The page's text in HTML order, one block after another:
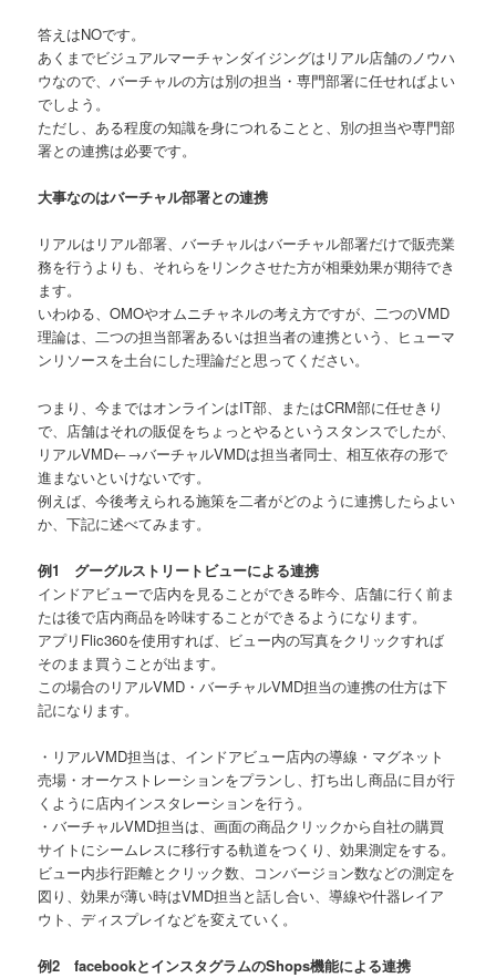
答えはNOです。
あくまでビジュアルマーチャンダイジングはリアル店舗のノウハ
ウなので、バーチャルの方は別の担当・専門部署に任せればよい
でしよう。
ただし、ある程度の知識を身につれることと、別の担当や専門部
署との連携は必要です。
大事なのはバーチャル部署との連携
リアルはリアル部署、バーチャルはバーチャル部署だけで販売業
務を行うよりも、それらをリンクさせた方が相乗効果が期待でき
ます。
いわゆる、OMOやオムニチャネルの考え方ですが、二つのVMD
理論は、二つの担当部署あるいは担当者の連携という、ヒューマ
ンリソースを土台にした理論だと思ってください。
つまり、今まではオンラインはIT部、またはCRM部に任せきり
で、店舗はそれの販促をちょっとやるというスタンスでしたが、
リアルVMD←→バーチャルVMDは担当者同士、相互依存の形で
進まないといけないです。
例えば、今後考えられる施策を二者がどのように連携したらよい
か、下記に述べてみます。
例1 グーグルストリートビューによる連携
インドアビューで店内を見ることができる昨今、店舗に行く前ま
たは後で店内商品を吟味することができるようになります。
アプリFlic360を使用すれば、ビュー内の写真をクリックすれば
そのまま買うことが出ます。
この場合のリアルVMD・バーチャルVMD担当の連携の仕方は下
記になります。
・リアルVMD担当は、インドアビュー店内の導線・マグネット
売場・オーケストレーションをプランし、打ち出し商品に目が行
くように店内インスタレーションを行う。
・バーチャルVMD担当は、画面の商品クリックから自社の購買
サイトにシームレスに移行する軌道をつくり、効果測定をする。
ビュー内歩行距離とクリック数、コンバージョン数などの測定を
図り、効果が薄い時はVMD担当と話し合い、導線や什器レイア
ウト、ディスプレイなどを変えていく。
例2 facebookとインスタグラムのShops機能による連携